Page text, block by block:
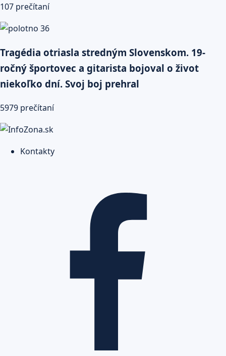
107 prečítaní
Tragédia otriasla stredným Slovenskom. 19-
ročný športovec a gitarista bojoval o život
niekoľko dní. Svoj boj prehral
5979 prečítaní
Kontakty